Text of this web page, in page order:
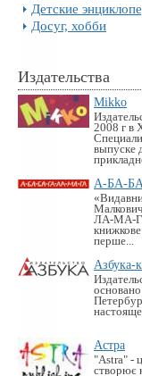
Детские
Досуг, хобби
Издательства
Mikko
2008 г в
выпуске
А-БА-
ЛА-МА-
перше...
Азбука-
Астра
"Astra" -
створює